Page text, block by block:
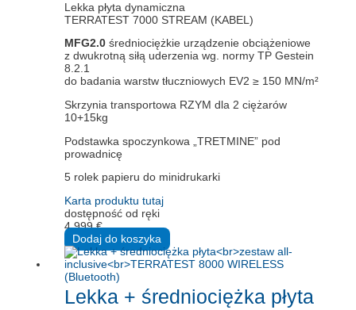
Lekka płyta dynamiczna
TERRATEST 7000 STREAM (KABEL)
MFG2.0 średniociężkie urządzenie obciążeniowe
z dwukrotną siłą uderzenia wg. normy TP Gestein
8.2.1
do badania warstw tłuczniowych EV2 ≥ 150 MN/m²
Skrzynia transportowa RZYM dla 2 ciężarów
10+15kg
Podstawka spoczynkowa „TRETMINE” pod
prowadnicę
5 rolek papieru do minidrukarki
Karta produktu tutaj
dostępność od ręki
4.999€
Dodaj do koszyka
Lekka + średniociężka płyta